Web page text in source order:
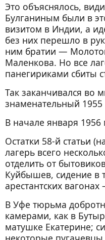
Это объяснялось,
Булганиным были в
визитом в Индии, а
без них перешло в
ним братии —
Маленкова. Но все
панегириками сбиты
Так заканчивался во
знаменательный 1955
В начале января
Остатки 58-й статьи
лагерь всего
отделить от
Куйбышев, сидение в
арестантских
В Уфе тюрьма
камерами, как в
матушке Екатерине;